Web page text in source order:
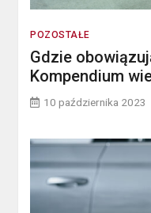
POZOSTAŁE
Gdzie
Kompendium
10 października 2023